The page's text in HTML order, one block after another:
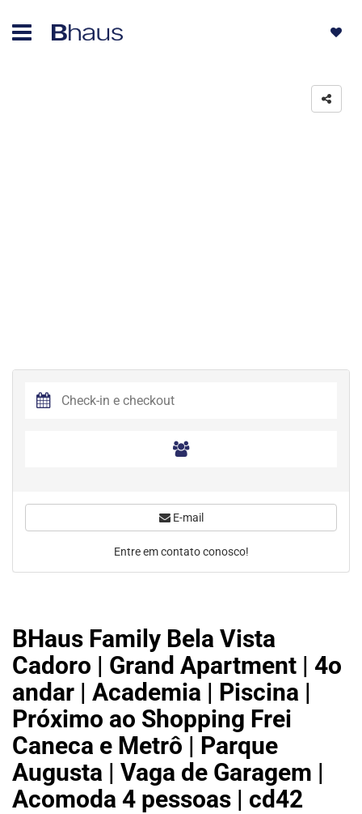
BHaus Family Bela Vista
Cadoro | Grand Apartment | 4o
andar | Academia | Piscina |
Próximo ao Shopping Frei
Caneca e Metrô | Parque
Augusta | Vaga de Garagem |
Acomoda 4 pessoas | cd42
E-mail
Entre em contato conosco!